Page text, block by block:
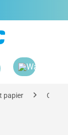
papier